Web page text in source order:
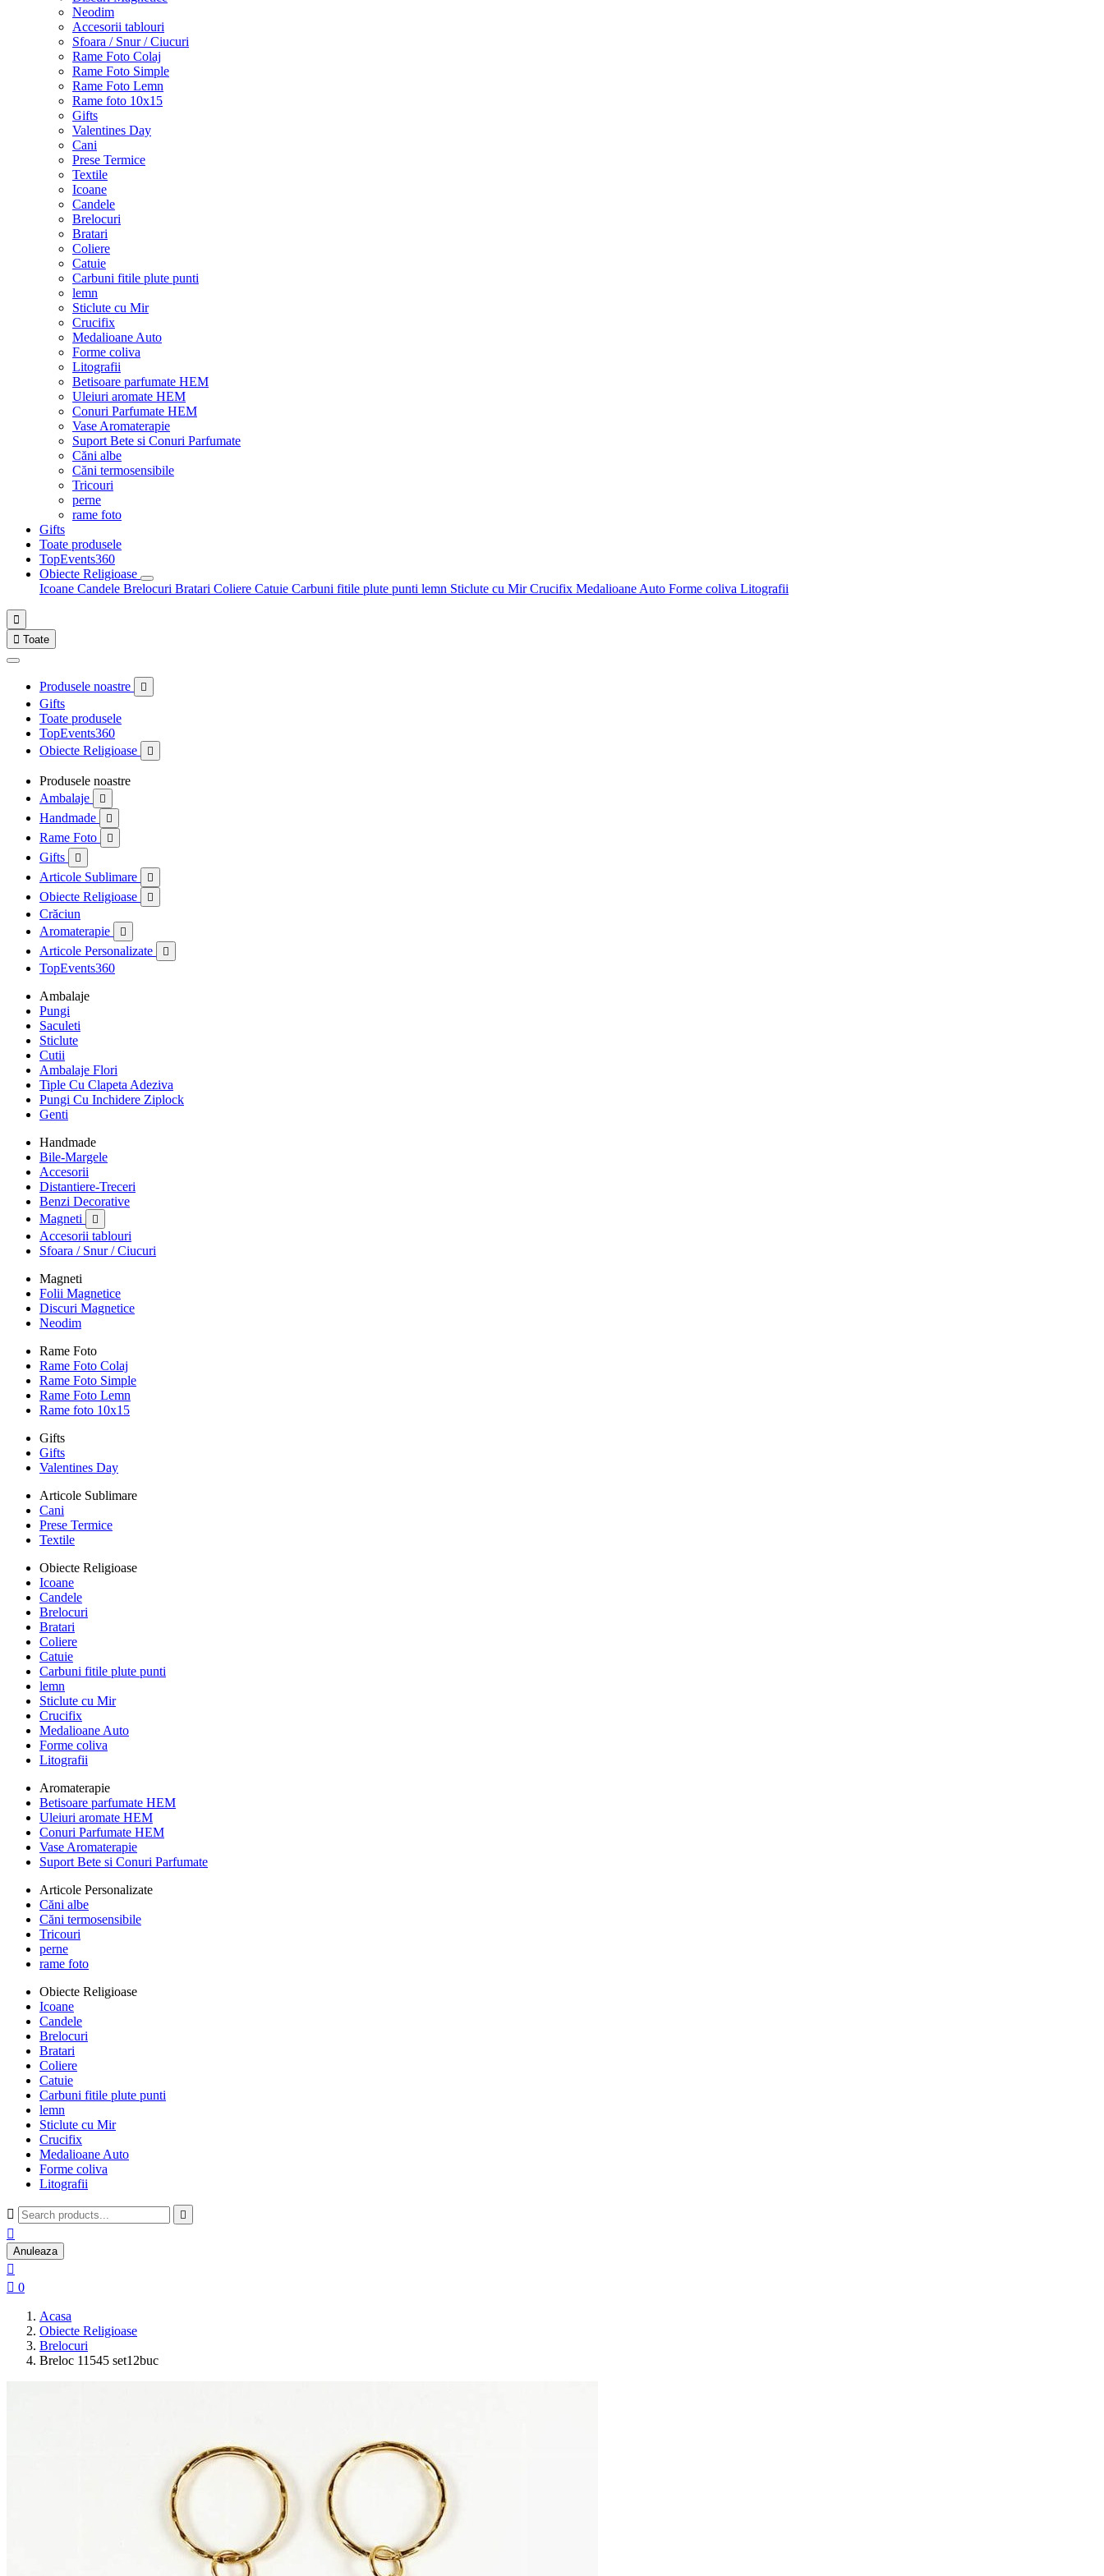
Neodim
Accesorii tablouri
Sfoara / Snur / Ciucuri
Rame Foto Colaj
Rame Foto Simple
Rame Foto Lemn
Rame foto 10x15
Gifts
Valentines Day
Cani
Prese Termice
Textile
Icoane
Candele
Brelocuri
Bratari
Coliere
Catuie
Carbuni fitile plute punti
lemn
Sticlute cu Mir
Crucifix
Medalioane Auto
Forme coliva
Litografii
Betisoare parfumate HEM
Uleiuri aromate HEM
Conuri Parfumate HEM
Vase Aromaterapie
Suport Bete si Conuri Parfumate
Căni albe
Căni termosensibile
Tricouri
perne
rame foto
Gifts
Toate produsele
TopEvents360
Obiecte Religioase
Icoane Candele Brelocuri Bratari Coliere Catuie Carbuni fitile plute punti lemn Sticlute cu MirCrucifix Medalioane Auto Forme coliva Litografii

 Toate
Produsele noastre 
Gifts
Toate produsele
TopEvents360
Obiecte Religioase

Produsele noastre
Ambalaje

Handmade 
Rame Foto 
Gifts 
Articole Sublimare 
Obiecte Religioase 
Crăciun
Aromaterapie

Articole Personalizate 
TopEvents360
Ambalaje
Pungi
Saculeti
Sticlute
Cutii
Ambalaje Flori
Tiple Cu Clapeta Adeziva
Pungi Cu Inchidere Ziplock
Genti
Handmade
Bile-Margele
Accesorii
Distantiere-Treceri
Benzi Decorative
Magneti

Accesorii tablouri
Sfoara / Snur / Ciucuri
Magneti
Folii Magnetice
Discuri Magnetice
Neodim
Rame Foto
Rame Foto Colaj
Rame Foto Simple
Rame Foto Lemn
Rame foto 10x15
Gifts
Gifts
Valentines Day
Articole Sublimare
Cani
Prese Termice
Textile
Obiecte Religioase
Icoane
Candele
Brelocuri
Bratari
Coliere
Catuie
Carbuni fitile plute punti
lemn
Sticlute cu Mir
Crucifix
Medalioane Auto
Forme coliva
Litografii
Aromaterapie
Betisoare parfumate HEM
Uleiuri aromate HEM
Conuri Parfumate HEM
Vase Aromaterapie
Suport Bete si Conuri Parfumate
Articole Personalizate
Căni albe
Căni termosensibile
Tricouri
perne
rame foto
Obiecte Religioase
Icoane
Candele
Brelocuri
Bratari
Coliere
Catuie
Carbuni fitile plute punti
lemn
Sticlute cu Mir
Crucifix
Medalioane Auto
Forme coliva
Litografii
 

Anuleaza

 0
Acasa
Obiecte Religioase
Brelocuri
Breloc 11545 set12buc